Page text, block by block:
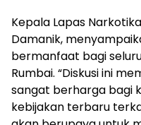
Kepala Lapas
Damanik,
bermanfaat bagi
Rumbai. “Diskusi ini
sangat berharga bagi
kebijakan terbaru